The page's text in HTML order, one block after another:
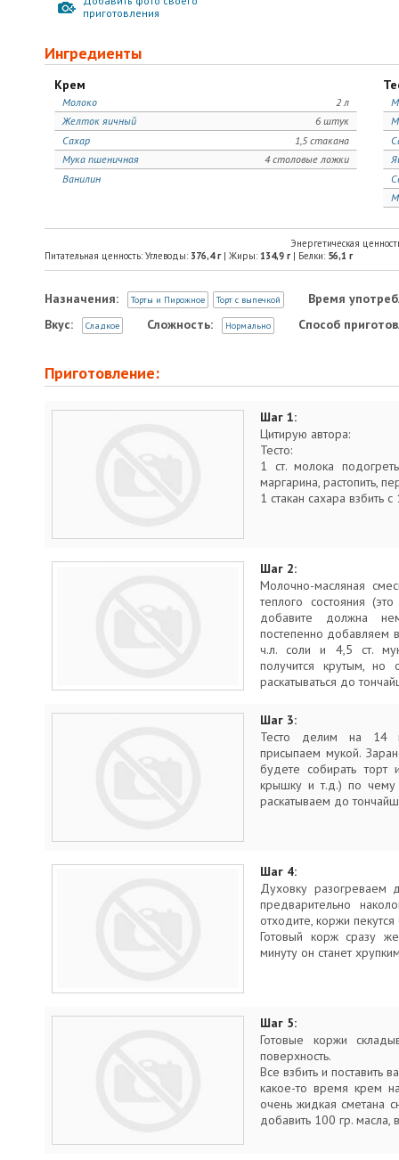
приготовления
Ингредиенты
Крем
2 л
Молоко
6 штук
Желток яичный
1,5 стакана
Сахар
4 столовые ложки
Мука пшеничная
Ванилин
Энергетическая
Питательная ценность: Углеводы: 376,4г| Жиры: 134,9 г| Белки: 56,1 г
Назначения: Торты и Пирожное Торт с выпечкой
Время
Вкус:
Сладкое Сложность: Нормально Способ
Приготовление:
Шаг 1:
Цитирую автора:
Тесто:
1 ст. молока
маргарина, растопить,
1 стакан сахара взбить
Шаг 2:
Молочно-масляная
теплого состояния
добавите должна
постепенно добавляем
ч.л. соли и 4,5 ст.
получится крутым,
раскатываться до
Шаг 3:
Тесто делим на 14
присыпаем мукой.
будете собирать торт
крышку и т.д.) по чему
раскатываем до
Шаг 4:
Духовку разогреваем
предварительно
отходите, коржи
Готовый корж сразу
минуту он станет
Шаг 5:
Готовые коржи
поверхность.
Все взбить и поставить
какое-то время крем
очень жидкая сметана
добавить 100 гр. масла,